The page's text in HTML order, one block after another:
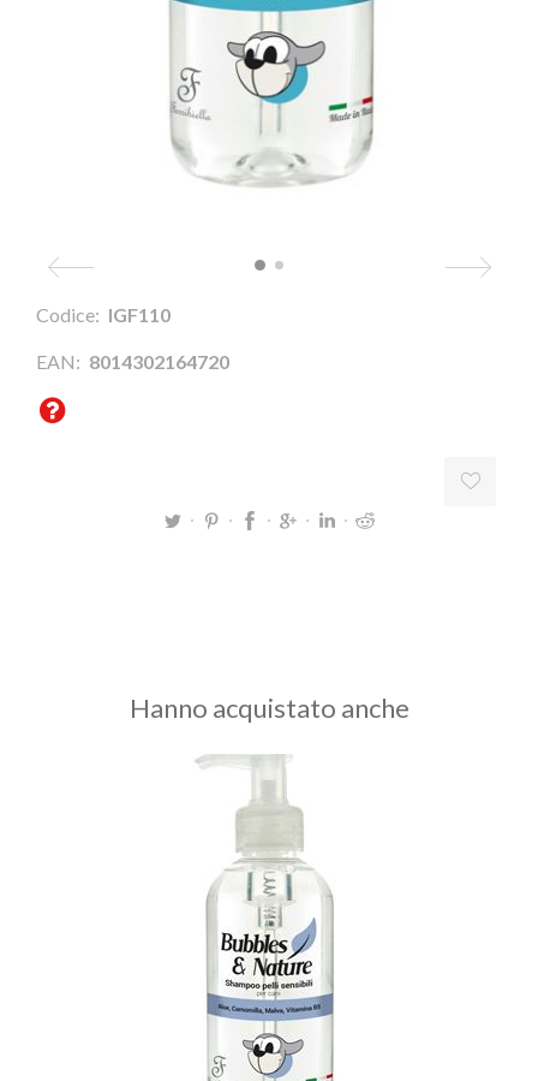
Codice: IGF110
EAN: 8014302164720
Hanno acquistato anche